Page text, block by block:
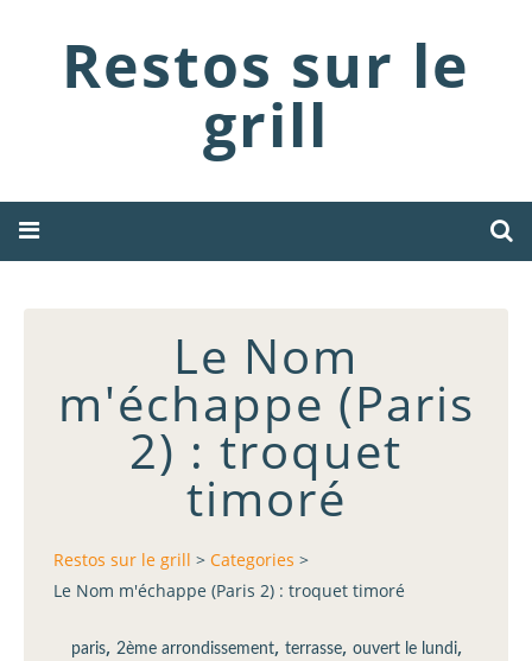
Restos sur le
grill
Le Nom
m'échappe (Paris
2) : troquet
timoré
Restos sur le grill > Categories >
Le Nom m'échappe (Paris 2) : troquet timoré
paris, 2ème arrondissement, terrasse, ouvert le lundi,